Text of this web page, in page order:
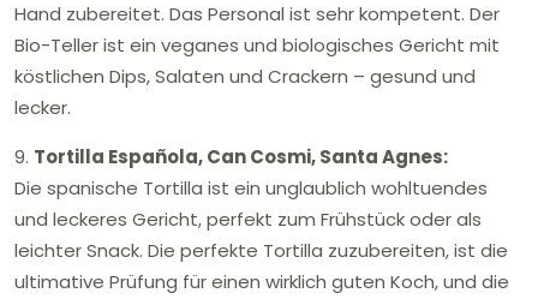
Hand zubereitet. Das Personal ist sehr kompetent. Der
Bio-Teller ist ein veganes und biologisches Gericht mit
köstlichen Dips, Salaten und Crackern – gesund und
lecker.
9. Tortilla Española, Can Cosmi, Santa Agnes:
Die spanische Tortilla ist ein unglaublich wohltuendes
und leckeres Gericht, perfekt zum Frühstück oder als
leichter Snack. Die perfekte Tortilla zuzubereiten, ist die
ultimative Prüfung für einen wirklich guten Koch, und die